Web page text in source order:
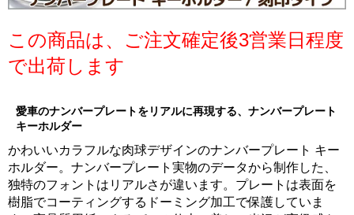
この商品は、ご注文確定後3営業日程度
で出荷します
愛車のナンバープレートをリアルに再現する、ナンバープレート
キーホルダー
かわいいカラフルな肉球デザインのナンバープレート キー
ホルダー。ナンバープレート実物のデータから制作した、
独特のフォントはリアルさが違います。プレートは表面を
樹脂でコーティングするドーミング加工で保護していま